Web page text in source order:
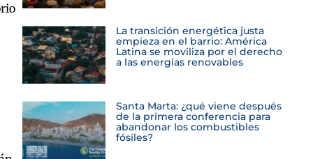
La transición energética justa
empieza en el barrio: América
Latina se moviliza por el derecho
a las energías renovables
Santa Marta: ¿qué viene después
de la primera conferencia para
abandonar los combustibles
fósiles?